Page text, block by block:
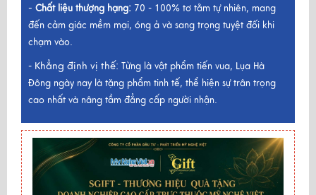
- Chất liệu thượng hạng: 70 - 100% tơ tằm tự nhiên, mang
đến cảm giác mềm mại, óng ả và sang trọng tuyệt đối khi
chạm vào.
- Khẳng định vị thế: Từng là vật phẩm tiến vua, Lụa Hà
Đông ngày nay là tặng phẩm tinh tế, thể hiện sự trân trọng
cao nhất và nâng tầm đẳng cấp người nhận.